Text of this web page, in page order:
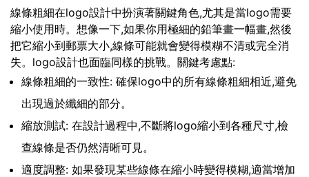
線條粗細在logo設計中扮演著關鍵角色,尤其是當logo需要
縮小使用時。想像一下,如果你用極細的鉛筆畫一幅畫,然後
把它縮小到郵票大小,線條可能就會變得模糊不清或完全消
失。logo設計也面臨同樣的挑戰。關鍵考慮點:
線條粗細的一致性: 確保logo中的所有線條粗細相近,避免
出現過於纖細的部分。
縮放測試: 在設計過程中,不斷將logo縮小到各種尺寸,檢
查線條是否仍然清晰可見。
適度調整: 如果發現某些線條在縮小時變得模糊,適當增加